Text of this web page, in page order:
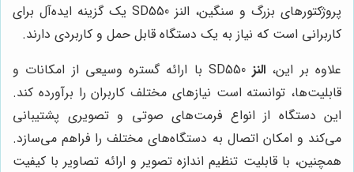
پروژکتورهای بزرگ و سنگین، النز SD550 یک گزینه ایده‌آل برای
کاربرانی است که نیاز به یک دستگاه قابل حمل و کاربردی دارند.
علاوه بر این، النز
SD550 با ارائه گستره وسیعی از امکانات و
قابلیت‌ها، توانسته است نیازهای مختلف کاربران را برآورده کند.
این دستگاه از انواع فرمت‌های صوتی و تصویری پشتیبانی
می‌کند و امکان اتصال به دستگاه‌های مختلف را فراهم می‌سازد.
همچنین، با قابلیت تنظیم اندازه تصویر و ارائه تصاویر با کیفیت